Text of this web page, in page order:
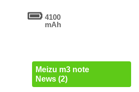
4100
mAh
Meizu m3 note
News (2)